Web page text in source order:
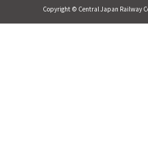
Copyright © Central Japan Railway